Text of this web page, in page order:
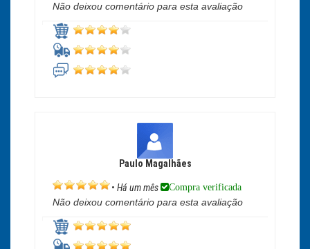
Não deixou comentário para esta avaliação
Paulo Magalhães
• Há um mês Compra verificada
Não deixou comentário para esta avaliação